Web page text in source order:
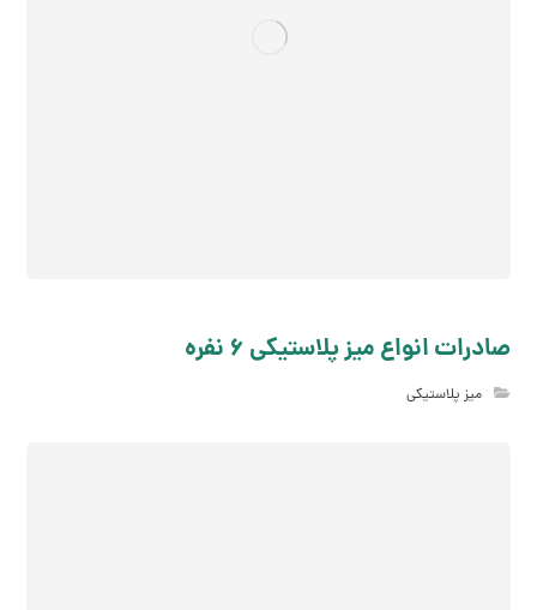
صادرات انواع میز پلاستیکی 6 نفره
میز پلاستیکی